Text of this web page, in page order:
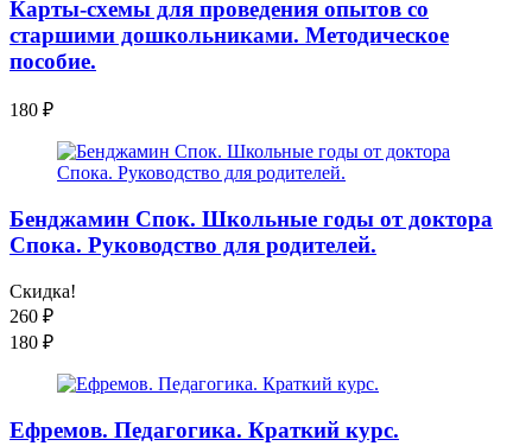
Карты-схемы для проведения опытов со
старшими дошкольниками. Методическое
пособие.
180 ₽
Бенджамин Спок. Школьные годы от доктора
Спока. Руководство для родителей.
Скидка!
260 ₽
180 ₽
Ефремов. Педагогика. Краткий курс.